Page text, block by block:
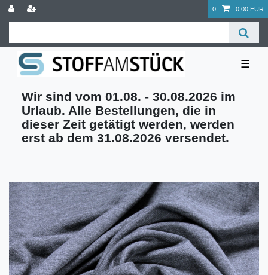
0 0,00 EUR
☰
Wir sind vom 01.08. - 30.08.2026 im
Urlaub. Alle Bestellungen, die in
dieser Zeit getätigt werden, werden
erst ab dem 31.08.2026 versendet.